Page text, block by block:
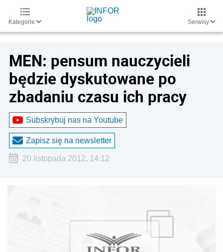
Kategorie Serwisy
MEN: pensum nauczycieli
będzie dyskutowane po
zbadaniu czasu ich pracy
Subskrybuj nas na Youtube
Zapisz się na newsletter
20 listopada 2012, 14:12